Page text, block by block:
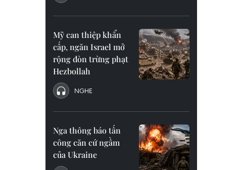
Mỹ can thiệp khẩn
cấp, ngăn Israel mở
rộng đòn trừng phạt
Hezbollah
NGHE
Nga thông báo tấn
công căn cứ ngầm
của Ukraine